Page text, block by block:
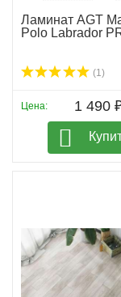
Ламинат AGT
Polo Labrador
(1)
Цена: 1 490